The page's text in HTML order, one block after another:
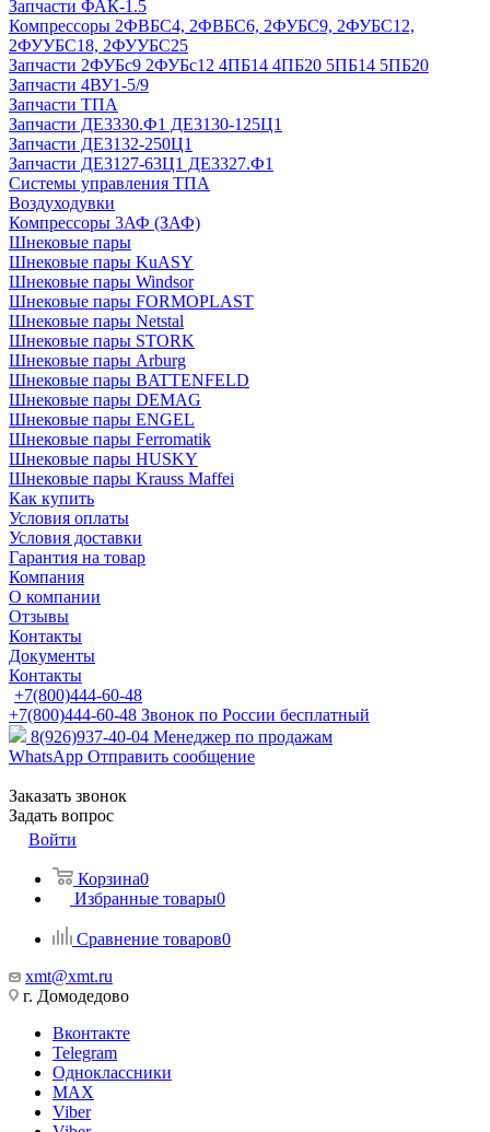
Запчасти ФАК-1.5
Компрессоры 2ФВБС4, 2ФВБС6, 2ФУБС9, 2ФУБС12,
2ФУУБС18, 2ФУУБС25
Запчасти 2ФУБс9 2ФУБс12 4ПБ14 4ПБ20 5ПБ14 5ПБ20
Запчасти 4ВУ1-5/9
Запчасти ТПА
Запчасти ДЕ3330.Ф1 ДЕ3130-125Ц1
Запчасти ДЕ3132-250Ц1
Запчасти ДЕ3127-63Ц1 ДЕ3327.Ф1
Системы управления ТПА
Воздуходувки
Компрессоры 3АФ (ЗАФ)
Шнековые пары
Шнековые пары KuASY
Шнековые пары Windsor
Шнековые пары FORMOPLAST
Шнековые пары Netstal
Шнековые пары STORK
Шнековые пары Arburg
Шнековые пары BATTENFELD
Шнековые пары DEMAG
Шнековые пары ENGEL
Шнековые пары Ferromatik
Шнековые пары HUSKY
Шнековые пары Krauss Maffei
Как купить
Условия оплаты
Условия доставки
Гарантия на товар
Компания
О компании
Отзывы
Контакты
Документы
Контакты
+7(800)444-60-48
+7(800)444-60-48 Звонок по России бесплатный
8(926)937-40-04 Менеджер по продажам
WhatsApp Отправить сообщение
Заказать звонок
Задать вопрос
Войти
Корзина0
Избранные товары0
Сравнение товаров0
xmt@xmt.ru
г. Домодедово
Вконтакте
Telegram
Одноклассники
MAX
Viber